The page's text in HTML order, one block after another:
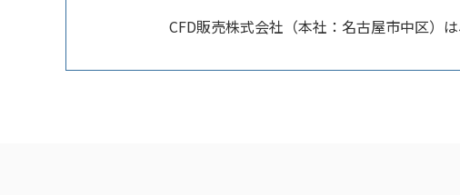
CFD販売株式会社（本社：名古屋市中区）